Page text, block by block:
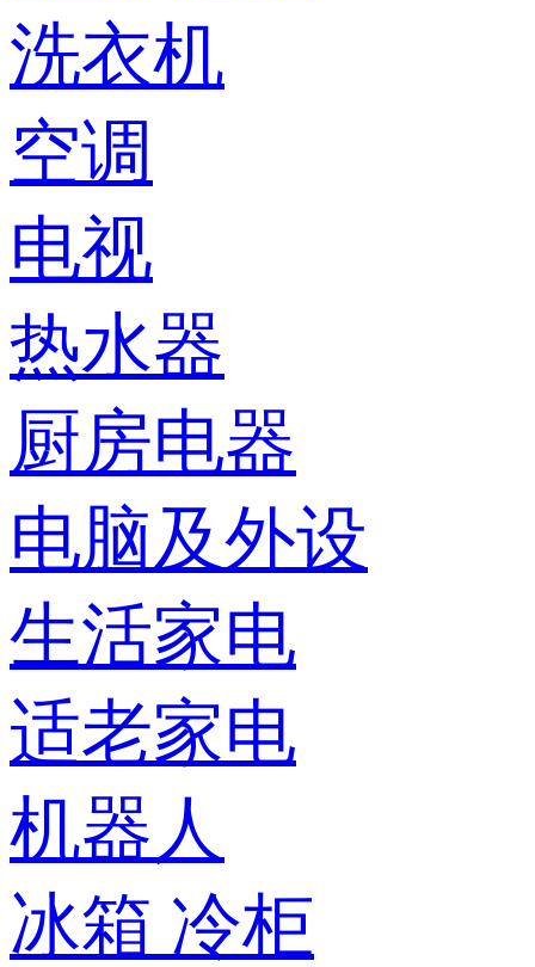
洗衣机
空调
电视
热水器
厨房电器
电脑及外设
生活家电
适老家电
机器人
冰箱 冷柜